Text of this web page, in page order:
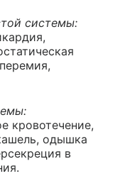
системы:
кровотечение,
одышка
в